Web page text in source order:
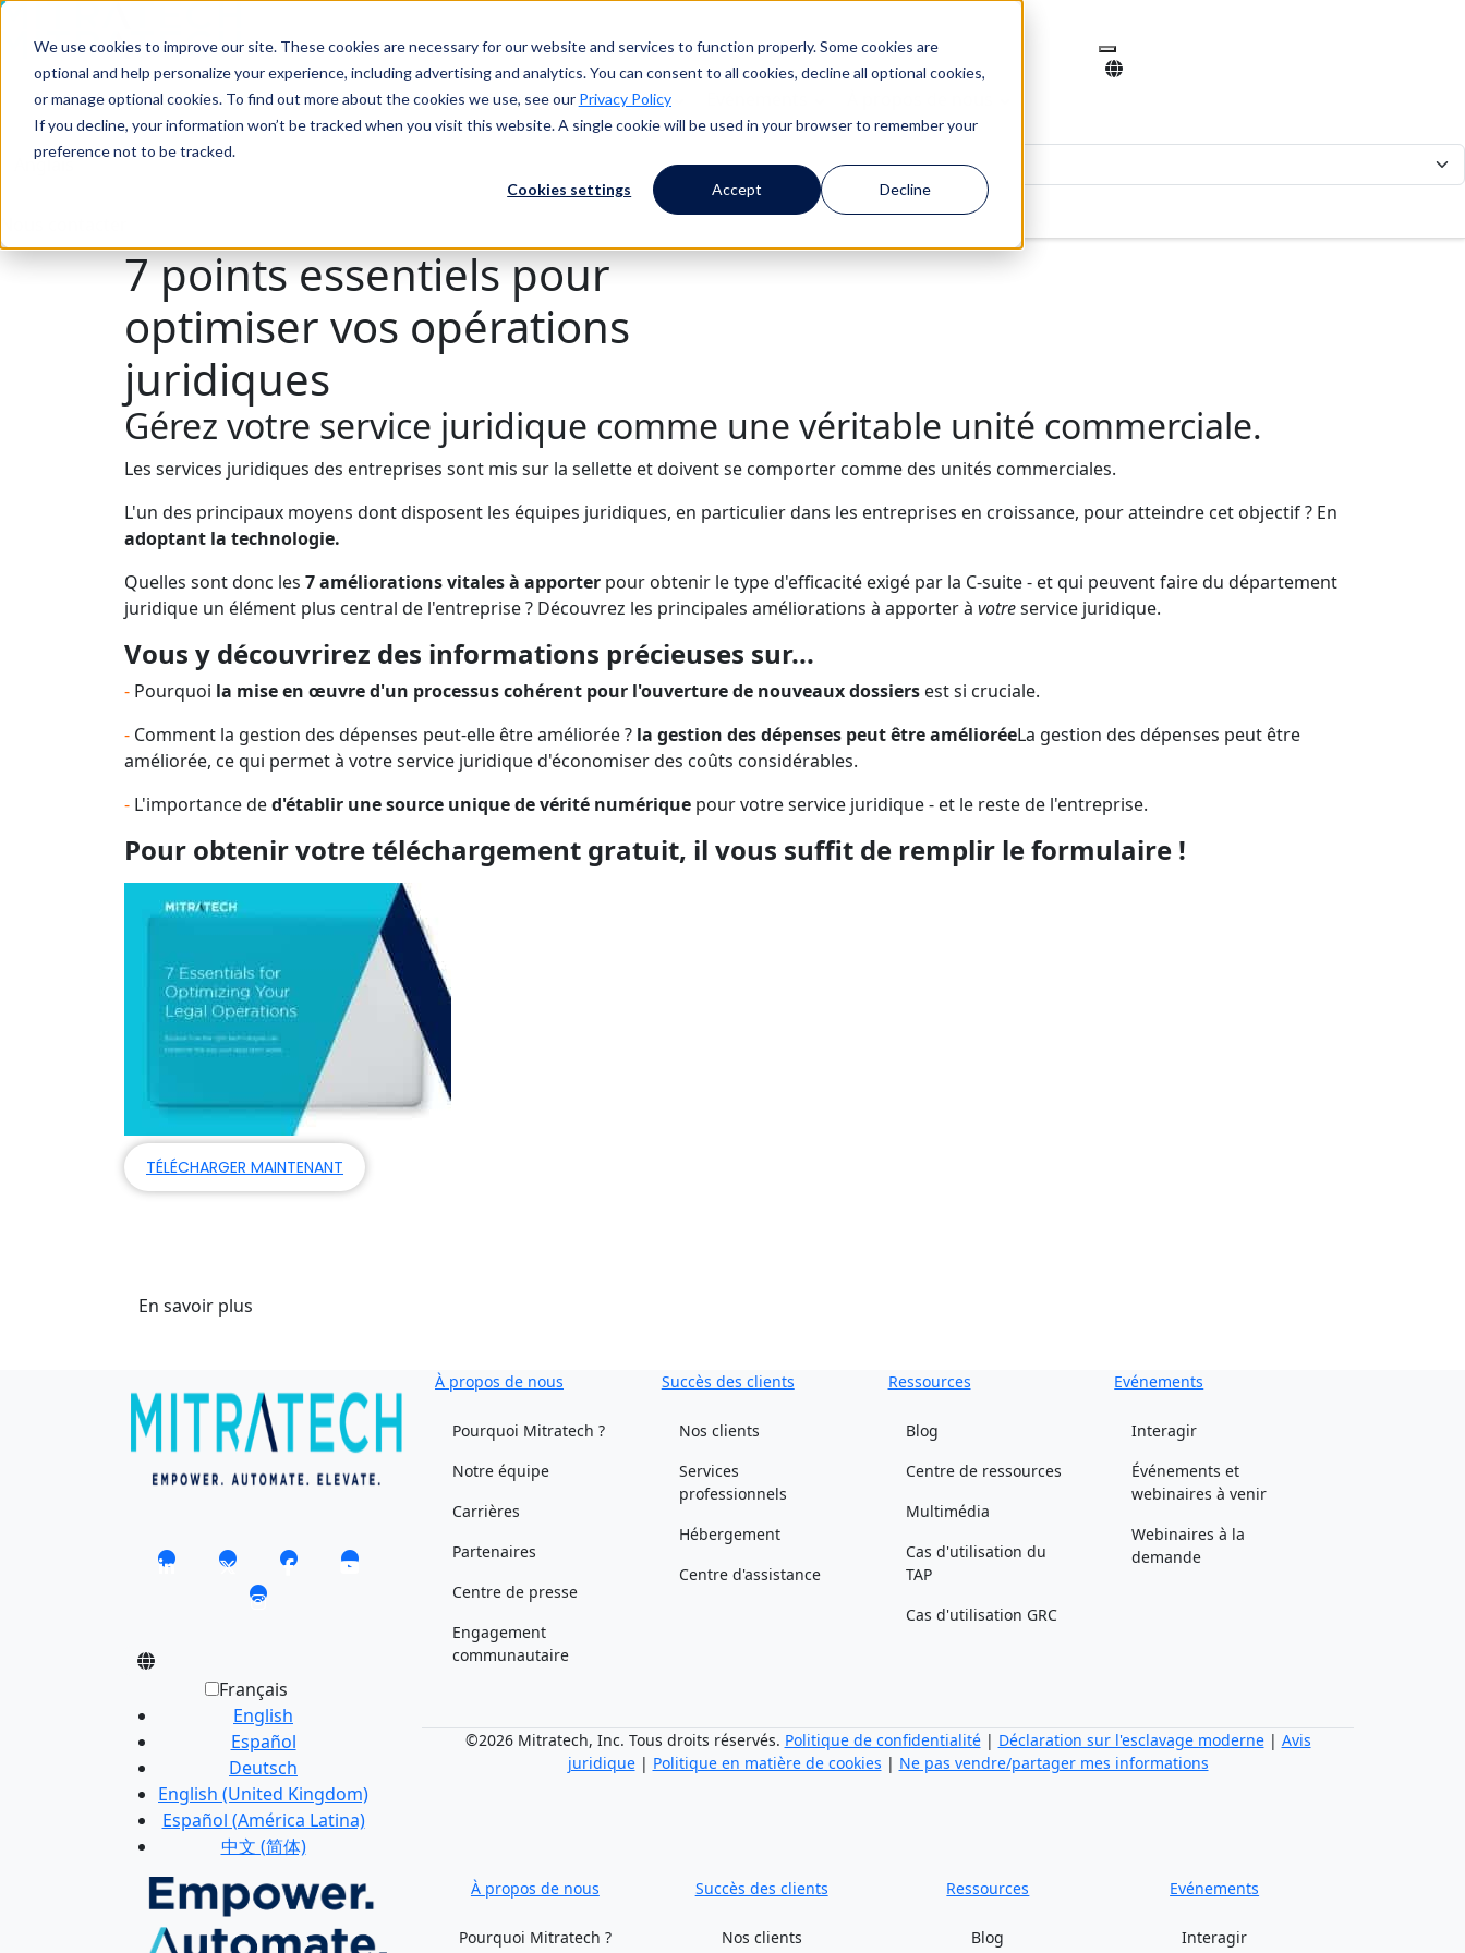
We use cookies to improve our site. These cookies are necessary for our website and services to function properly. Some cookies are
optional and help personalize your experience, including advertising and analytics. You can consent to all cookies, decline all optional cookies,
or manage optional cookies. To find out more about the cookies we use, see our Privacy Policy
If you decline, your information won’t be tracked when you visit this website. A single cookie will be used in your browser to remember your
preference not to be tracked.
Cookies settings Accept Decline
Recherche
Recherche
Industries Solutions Produits Succès des clients Ressources
7 points essentiels pour
optimiser vos opérations
juridiques
Gérez votre service juridique comme une véritable unité commerciale.
Les services juridiques des entreprises sont mis sur la sellette et doivent se comporter comme des unités commerciales.
L'un des principaux moyens dont disposent les équipes juridiques, en particulier dans les entreprises en croissance, pour atteindre cet objectif ? En
adoptant la technologie.
Quelles sont donc les 7 améliorations vitales à apporter pour obtenir le type d'efficacité exigé par la C-suite - et qui peuvent faire du département
juridique un élément plus central de l'entreprise ? Découvrez les principales améliorations à apporter à votreservice juridique.
Vous y découvrirez des informations précieuses sur...
- Pourquoi la mise en œuvre d'un processus cohérent pour l'ouverture de nouveaux dossiers est si cruciale.
- Comment la gestion des dépenses peut-elle être améliorée ? la gestion des dépenses peut être amélioréeLa gestion des dépenses peut être
améliorée, ce qui permet à votre service juridique d'économiser des coûts considérables.
- L'importance ded'établir une source unique de vérité numérique pour votre service juridique - et le reste de l'entreprise.
Pour obtenir votre téléchargement gratuit, il vous suffit de remplir le formulaire !
TÉLÉCHARGER MAINTENANT
En savoir plus
Français
English
Español
Deutsch
English (United Kingdom)
Español (América Latina)
中文 (简体)
À propos de nous
Pourquoi Mitratech ?
Notre équipe
Carrières
Partenaires
Centre de presse
Engagement
communautaire
Succès des clients
Nos clients
Services
professionnels
Hébergement
Centre d'assistance
Ressources
Blog
Centre de ressources
Multimédia
Cas d'utilisation du
TAP
Cas d'utilisation GRC
Evénements
Interagir
Événements et
webinaires à venir
Webinaires à la
demande
©2026 Mitratech, Inc. Tous droits réservés. Politique de confidentialité| Déclaration sur l'esclavage moderne| Avis
juridique| Politique en matière de cookies | Ne pas vendre/partager mes informations
À propos de nous
Pourquoi Mitratech ?
Succès des clients
Nos clients
Ressources
Blog
Evénements
Interagir